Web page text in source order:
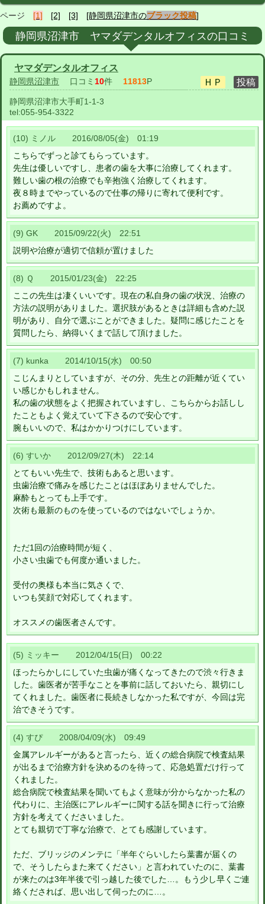
ページ [1] [2] [3] [静岡県沼津市のブラック投稿]
静岡県沼津市 ヤマダデンタルオフィスの口コミ
ヤマダデンタルオフィス
静岡県沼津市 口コミ 10件 11813P
静岡県沼津市大手町1-1-3
tel:055-954-3322
(10) ミノル 2016/08/05(金) 01:19
こちらでずっと診てもらっています。
先生は優しいですし、患者の歯を大事に治療してくれます。
難しい歯の根の治療でも辛抱強く治療してくれます。
夜８時までやっているので仕事の帰りに寄れて便利です。
お薦めですよ。
(9) GK 2015/09/22(火) 22:51
説明や治療が適切で信頼が置けました
(8) Ｑ 2015/01/23(金) 22:25
ここの先生は凄くいいです。現在の私自身の歯の状況、治療の
方法の説明がありました。選択肢があるときは詳細も含めた説
明があり、自分で選ぶことができました。疑問に感じたことを
質問したら、納得いくまで話して頂けました。
(7) kunka 2014/10/15(水) 00:50
こじんまりとしていますが、その分、先生との距離が近くてい
い感じかもしれません。
私の歯の状態をよく把握されていますし、こちらからお話しし
たこともよく覚えていて下さるので安心です。
腕もいいので、私はかかりつけにしています。
(6) すいか 2012/09/27(木) 22:14
とてもいい先生で、技術もあると思います。
虫歯治療で痛みを感じたことはほぼありませんでした。
麻酔もとっても上手です。
次術も最新のものを使っているのではないでしょうか。
ただ1回の治療時間が短く、
小さい虫歯でも何度か通いました。
受付の奥様も本当に気さくで、
いつも笑顔で対応してくれます。
オススメの歯医者さんです。
(5) ミッキー 2012/04/15(日) 00:22
ほったらかしにしていた虫歯が痛くなってきたので渋々行きま
した。歯医者が苦手なことを事前に話しておいたら、親切にし
てくれました。歯医者に長続きしなかった私ですが、今回は完
治できそうです。
(4) すぴ 2008/04/09(水) 09:49
金属アレルギーがあると言ったら、近くの総合病院で検査結果
が出るまで治療方針を決めるのを待って、応急処置だけ行って
くれました。
総合病院で検査結果を聞いてもよく意味が分からなかった私の
代わりに、主治医にアレルギーに関する話を聞きに行って治療
方針を考えてくださいました。
とても親切で丁寧な治療で、とても感謝しています。
ただ、ブリッジのメンテに「半年ぐらいしたら葉書が届くの
で、そうしたらまた来てください」と言われていたのに、葉書
が来たのは3年半後で引っ越した後でした…。もう少し早くご連
絡くだされば、思い出して伺ったのに…。